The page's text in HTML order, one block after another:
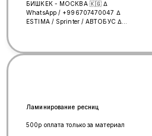
БИШКЕК - МОСКВА 🇰🇬 ∆
WhatsApp / +996707470047 ∆
ESTIMA / Sprinter / АВТОБУС ∆
Ламинирование ресниц
500р оплата только за материал